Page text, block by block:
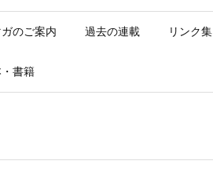
のご案内 過去の連載 リンク集
書籍